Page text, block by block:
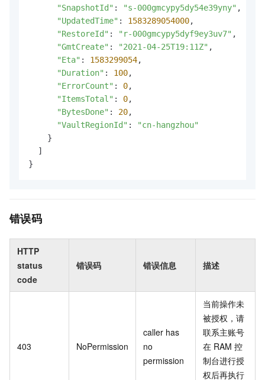
"SnapshotId" : "s-000gmcypy5dy54e39yny" ,
"UpdatedTime" : 1583289054000,
"RestoreId" : "r-000gmcypy5dyf9ey3uv7" ,
"GmtCreate" : "2021-04-25T19:11Z" ,
"Eta" : 1583299054,
"Duration" : 100,
"ErrorCount" : 0,
"ItemsTotal" : 0,
"BytesDone" : 20,
"VaultRegionId" :
"cn-hangzhou"
    }
  ]
}
错误码
HTTP
status
code
错误码 错误信息 描述
403 NoPermission
caller has
no
permission
当前操作未
被授权，请
联系主账号
在 RAM 控
制台进行授
权后再执行